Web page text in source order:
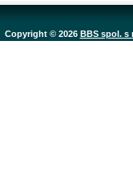
Copyright © 2026 BBS spol. s